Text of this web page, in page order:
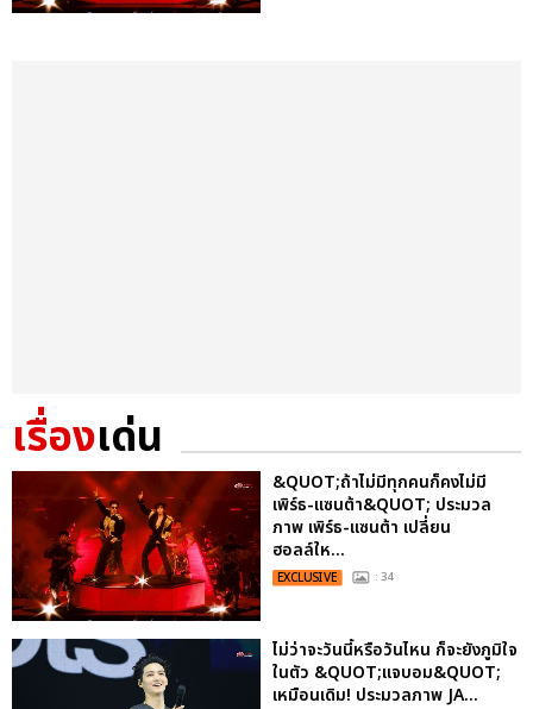
เรื่องเด่น
&QUOT;ถ้าไม่มีทุกคนก็คงไม่มี
เพิร์ธ-แซนต้า&QUOT; ประมวล
ภาพ เพิร์ธ-แซนต้า เปลี่ยน
ฮอลล์ให...
EXCLUSIVE : 34
ไม่ว่าจะวันนี้หรือวันไหน ก็จะยังภูมิใจ
ในตัว &QUOT;แจบอม&QUOT;
เหมือนเดิม! ประมวลภาพ JA...